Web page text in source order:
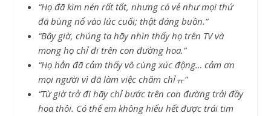
“Họ đã kìm nén rất tốt, nhưng có vẻ như mọi thứ
đã bùng nổ vào lúc cuối; thật đáng buồn.”
“Bây giờ, chúng ta hãy nhìn thấy họ trên TV và
mong họ chỉ đi trên con đường hoa.”
“Họ hẳn đã cảm thấy vô cùng xúc động… cảm ơn
mọi người vì đã làm việc chăm chỉㅠ”
“Từ giờ trở đi hãy chỉ bước trên con đường trải đầy
hoa thôi. Có thể em không hiểu hết được trái tim